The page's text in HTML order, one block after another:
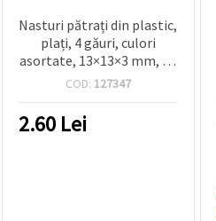
Nasturi pătrați din plastic,
plați, 4 găuri, culori
asortate, 13×13×3 mm, 20
buc – pentru cusut, decor
COD: 127347
2.60 Lei